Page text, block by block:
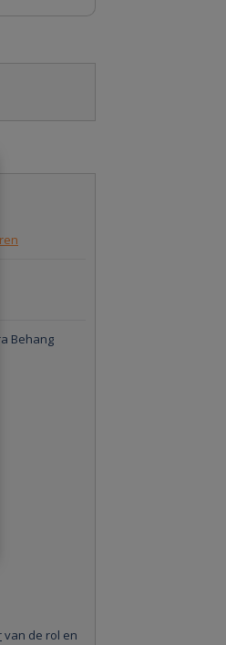
Behang
van de rol en